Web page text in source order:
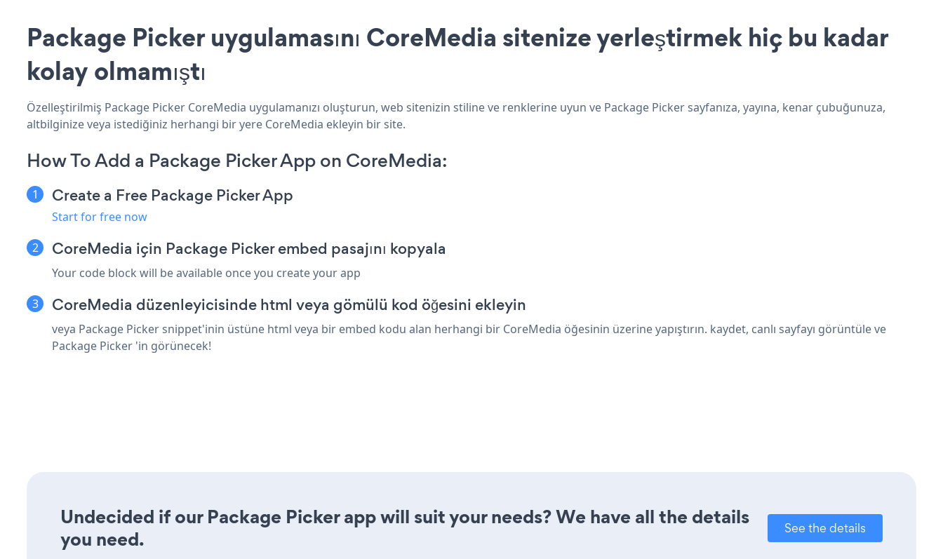
Package Picker uygulamasını CoreMedia sitenize yerleştirmek hiç bu kadar
kolay olmamıştı
Özelleştirilmiş Package Picker CoreMedia uygulamanızı oluşturun, web sitenizin stiline ve renklerine uyun ve Package Picker sayfanıza, yayına, kenar çubuğunuza,
altbilginize veya istediğiniz herhangi bir yere CoreMedia ekleyin bir site.
How To Add a Package Picker App on CoreMedia:
Create a Free Package Picker App
Start for free now
CoreMedia için Package Picker embed pasajını kopyala
Your code block will be available once you create your app
CoreMedia düzenleyicisinde html veya gömülü kod öğesini ekleyin
veya Package Picker snippet'inin üstüne html veya bir embed kodu alan herhangi bir CoreMedia öğesinin üzerine yapıştırın. kaydet, canlı sayfayı görüntüle ve
Package Picker 'in görünecek!
Undecided if our Package Picker app will suit your needs? We have all the details
you need.
See the details